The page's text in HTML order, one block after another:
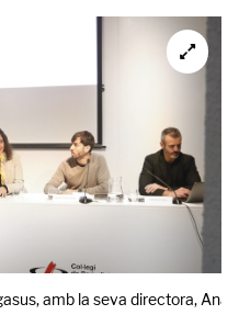
amb la seva directora,